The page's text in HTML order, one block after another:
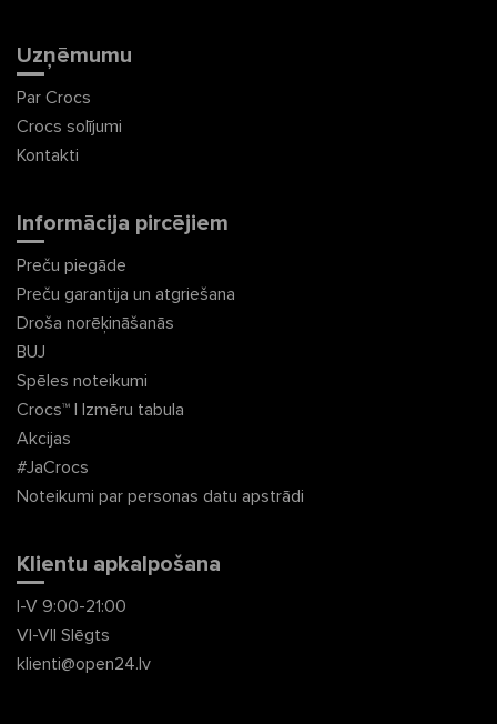
Uzņēmumu
Par Crocs
Crocs solījumi
Kontakti
Informācija pircējiem
Preču piegāde
Preču garantija un atgriešana
Droša norēķināšanās
BUJ
Spēles noteikumi
Crocs™ | Izmēru tabula
Akcijas
#JaCrocs
Noteikumi par personas datu apstrādi
Klientu apkalpošana
I-V 9:00-21:00
VI-VII Slēgts
klienti@open24.lv